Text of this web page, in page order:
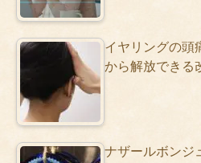
イヤリングの頭
から解放できる
ナザールボンジ